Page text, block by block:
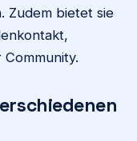
Zudem bietet sie